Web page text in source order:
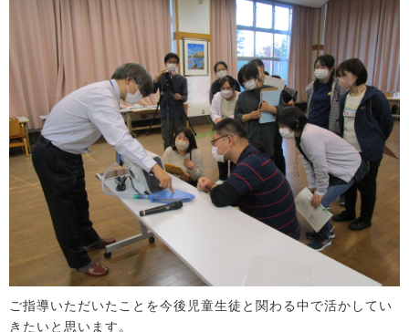
ご指導いただいたことを今後児童生徒と関わる中で活かしてい
きたいと思います。